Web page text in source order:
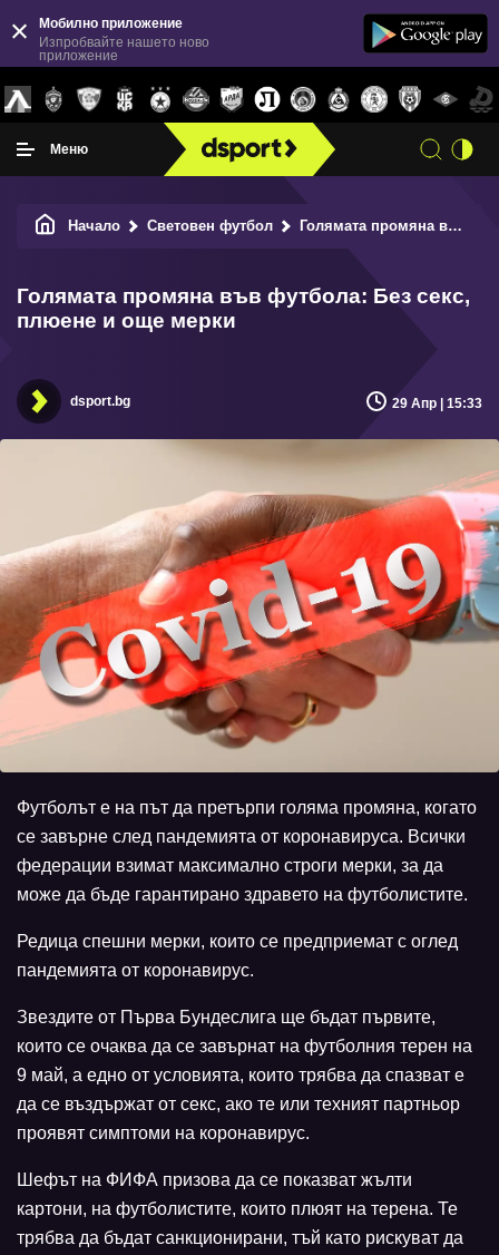
Мобилно приложение
Изпробвайте нашето ново
приложение
Меню
Начало Световен футбол Голямата промяна във футбола: Без секс, плюене и още мерки
Голямата промяна във футбола: Без секс,
плюене и още мерки
dsport.bg 29 Апр | 15:33
Футболът е на път да претърпи голяма промяна, когато
се завърне след пандемията от коронавируса. Всички
федерации взимат максимално строги мерки, за да
може да бъде гарантирано здравето на футболистите.
Редица спешни мерки, които се предприемат с оглед
пандемията от коронавирус.
Звездите от Първа Бундеслига ще бъдат първите,
които се очаква да се завърнат на футболния терен на
9 май, а едно от условията, които трябва да спазват е
да се въздържат от секс, ако те или техният партньор
проявят симптоми на коронавирус.
Шефът на ФИФА призова да се показват жълти
картони, на футболистите, които плюят на терена. Те
трябва да бъдат санкционирани, тъй като рискуват да